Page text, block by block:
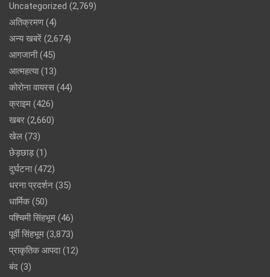
Uncategorized (2,769)
अतिक्रमण(4)
अन्य खबरें (2,674)
आगजानी(45)
आत्महत्या(13)
कोरोना वायरस (44)
क्राइम (426)
खबर (2,660)
खेल (73)
छेड़छाड़(1)
दुर्घटना(472)
धरना प्रदर्शन (35)
धार्मिक(50)
पश्चिमी सिंहभूम (46)
पूर्वी सिंहभूम (3,873)
प्राकृतिक आपदा(12)
बंद (3)